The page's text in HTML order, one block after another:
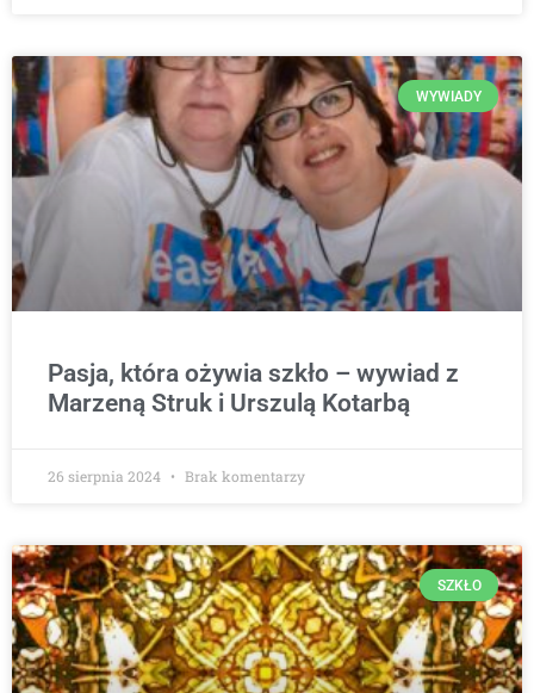
WYWIADY
Pasja, która ożywia szkło – wywiad z
Marzeną Struk i Urszulą Kotarbą
26 sierpnia 2024 Brak komentarzy
SZKŁO